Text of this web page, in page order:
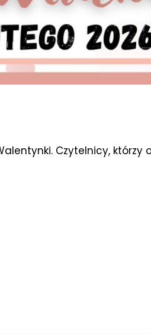
Czytelnicy,